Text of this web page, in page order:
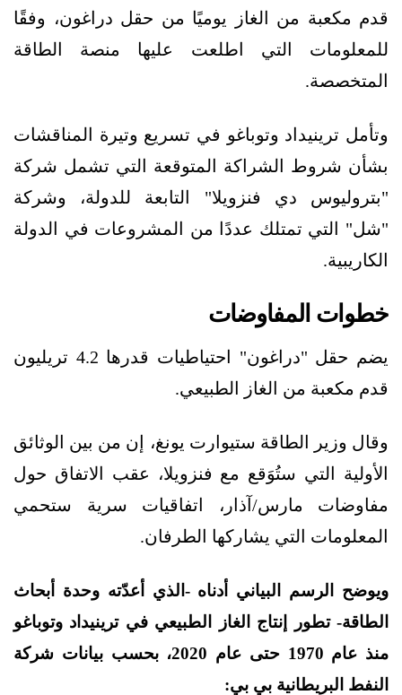
قدم مكعبة من الغاز يوميًا من حقل دراغون، وفقًا
للمعلومات التي اطلعت عليها منصة الطاقة
المتخصصة.
وتأمل ترينيداد وتوباغو في تسريع وتيرة المناقشات
بشأن شروط الشراكة المتوقعة التي تشمل شركة
"بتروليوس دي فنزويلا" التابعة للدولة، وشركة
"شل" التي تمتلك عددًا من المشروعات في الدولة
الكاريبية.
خطوات المفاوضات
يضم حقل "دراغون" احتياطيات قدرها 4.2 تريليون
قدم مكعبة من الغاز الطبيعي.
وقال وزير الطاقة ستيوارت يونغ، إن من بين الوثائق
الأولية التي ستُوَقع مع فنزويلا، عقب الاتفاق حول
مفاوضات مارس/آذار، اتفاقيات سرية ستحمي
المعلومات التي يشاركها الطرفان.
ويوضح الرسم البياني أدناه -الذي أعدّته وحدة أبحاث
الطاقة- تطور إنتاج الغاز الطبيعي في ترينيداد وتوباغو
منذ عام 1970 حتى عام 2020، بحسب بيانات شركة
النفط البريطانية بي بي: